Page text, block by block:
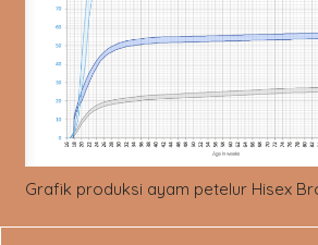
Grafik produksi ayam petelur Hisex